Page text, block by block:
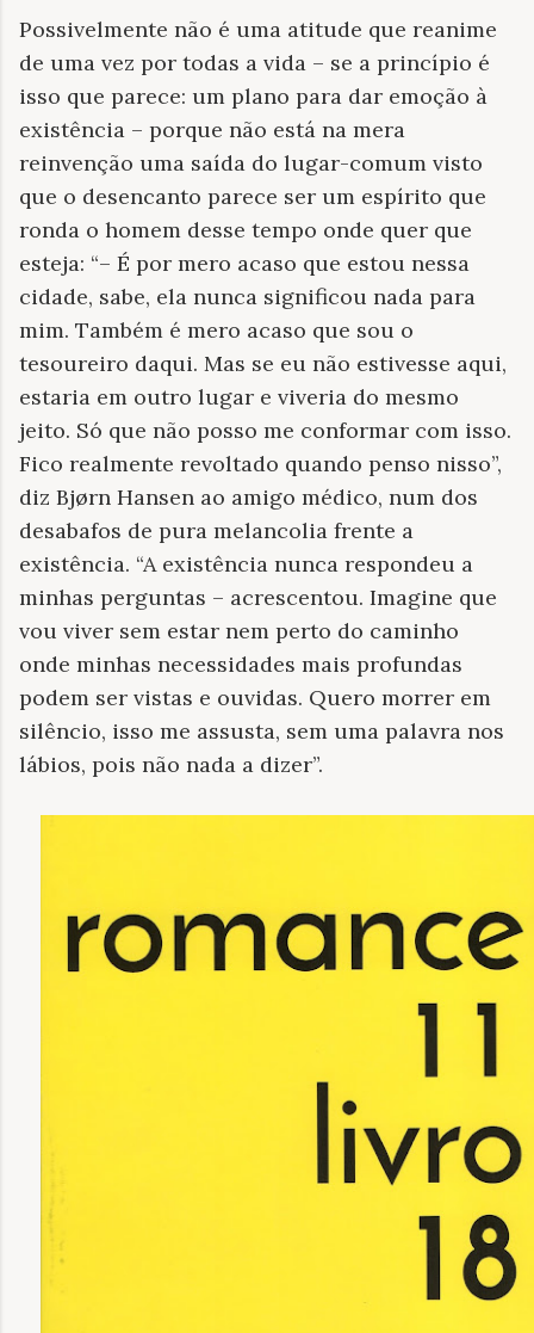
Possivelmente não é uma atitude que reanime
de uma vez por todas a vida – se a princípio é
isso que parece: um plano para dar emoção à
existência – porque não está na mera
reinvenção uma saída do lugar-comum visto
que o desencanto parece ser um espírito que
ronda o homem desse tempo onde quer que
esteja: “– É por mero acaso que estou nessa
cidade, sabe, ela nunca significou nada para
mim. Também é mero acaso que sou o
tesoureiro daqui. Mas se eu não estivesse aqui,
estaria em outro lugar e viveria do mesmo
jeito. Só que não posso me conformar com isso.
Fico realmente revoltado quando penso nisso”,
diz Bjørn Hansen ao amigo médico, num dos
desabafos de pura melancolia frente a
existência. “A existência nunca respondeu a
minhas perguntas – acrescentou. Imagine que
vou viver sem estar nem perto do caminho
onde minhas necessidades mais profundas
podem ser vistas e ouvidas. Quero morrer em
silêncio, isso me assusta, sem uma palavra nos
lábios, pois não nada a dizer”.